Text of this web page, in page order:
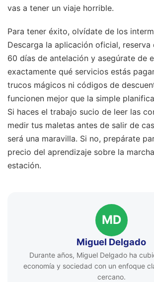
vas a tener un viaje horrible.
Para tener éxito, olvídate de los
Descarga la aplicación oficial, reserva
60 días de antelación y asegúrate de
exactamente qué servicios estás
trucos mágicos ni códigos de
funcionen mejor que la simple
Si haces el trabajo sucio de leer las
medir tus maletas antes de salir de
será una maravilla. Si no, prepárate
precio del aprendizaje sobre la
estación.
MD
Miguel Delgado
Durante años, Miguel Delgado ha
economía y sociedad con un enfoque
cercano.